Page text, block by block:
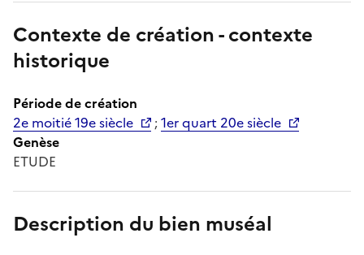
Contexte de création - contexte
historique
Période de création
2e moitié 19e siècle
;1er quart 20e siècle
Genèse
ETUDE
Description du bien muséal